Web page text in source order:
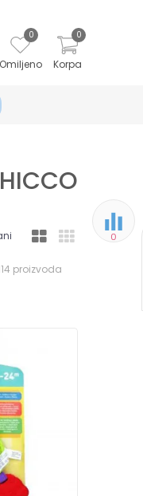
Korpa
0
Omiljeno
0
0
proizvoda